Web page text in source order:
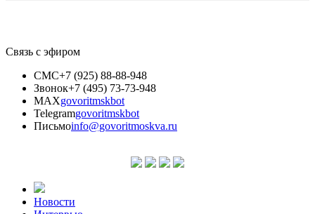
Связь с эфиром
СМС+7 (925) 88-88-948
Звонок+7 (495) 73-73-948
MAXgovoritmskbot
Telegramgovoritmskbot
Письмоinfo@govoritmoskva.ru
Новости